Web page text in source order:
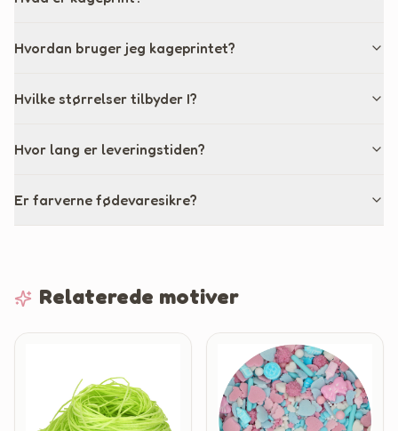
Hvordan bruger jeg kageprintet?
Hvilke størrelser tilbyder I?
Hvor lang er leveringstiden?
Er farverne fødevaresikre?
Relaterede motiver